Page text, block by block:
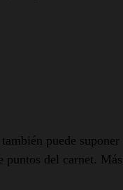
puede
puntos del carnet.